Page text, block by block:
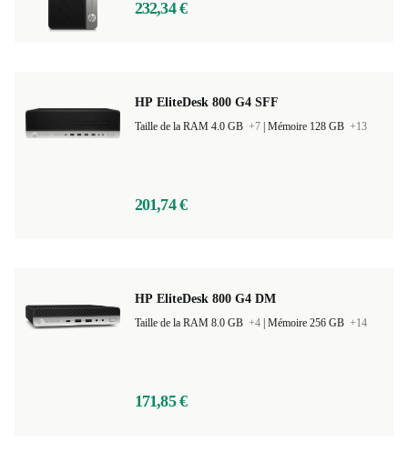
232,34 €
HP EliteDesk 800 G4 SFF
Taille de la RAM 4.0 GB +7 Mémoire 128 GB +13
201,74 €
HP EliteDesk 800 G4 DM
Taille de la RAM 8.0 GB +4 Mémoire 256 GB +14
171,85 €